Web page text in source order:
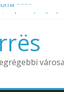
****
***
városa